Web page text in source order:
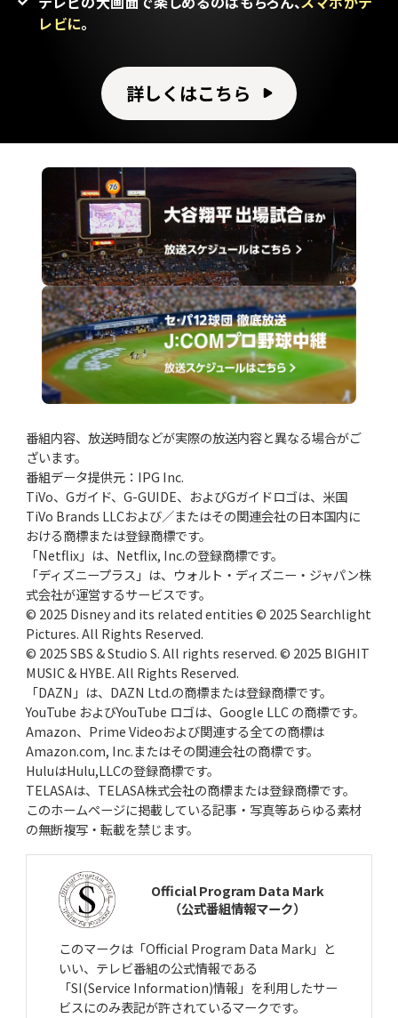
レビに。
詳しくはこちら
番組内容、放送時間などが実際の放送内容と異なる場合がご
ざいます。
番組データ提供元：IPG Inc.
TiVo、Gガイド、G-GUIDE、およびGガイドロゴは、米国
TiVo Brands LLCおよび／またはその関連会社の日本国内に
おける商標または登録商標です。
「Netflix」は、Netflix, Inc.の登録商標です。
「ディズニープラス」は、ウォルト・ディズニー・ジャパン株
式会社が運営するサービスです。
© 2025 Disney and its related entities © 2025 Searchlight
Pictures. All Rights Reserved.
© 2025 SBS & Studio S. All rights reserved. © 2025 BIGHIT
MUSIC & HYBE. All Rights Reserved.
「DAZN」は、DAZN Ltd.の商標または登録商標です。
YouTube およびYouTube ロゴは、Google LLC の商標です。
Amazon、Prime Videoおよび関連する全ての商標は
Amazon.com, Inc.またはその関連会社の商標です。
HuluはHulu,LLCの登録商標です。
TELASAは、TELASA株式会社の商標または登録商標です。
このホームページに掲載している記事・写真等あらゆる素材
の無断複写・転載を禁じます。
Official Program Data Mark
（公式番組情報マーク）
このマークは「Official Program Data Mark」と
いい、テレビ番組の公式情報である
「SI(Service Information)情報」を利用したサー
ビスにのみ表記が許されているマークです。